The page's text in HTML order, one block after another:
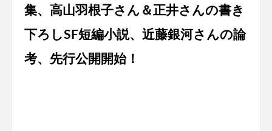
集、高山羽根子さん＆正井さんの書き
下ろしSF短編小説、近藤銀河さんの論
考、先行公開開始！